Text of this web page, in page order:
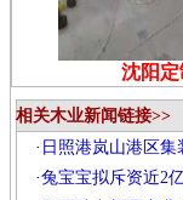
沈阳
相关木业新闻链接>>
· 日照港岚山港区
·兔宝宝拟斥资近2